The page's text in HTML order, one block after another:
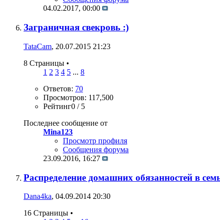
04.02.2017, 00:00
Заграничная свекровь :)
TataCam, 20.07.2015 21:23
8 Страницы •
1 2 3 4 5 ... 8
Ответов: 70
Просмотров: 117,500
Рейтинг0 / 5
Последнее сообщение от
Mina123
Просмотр профиля
Сообщения форума
23.09.2016, 16:27
Распределение домашних обязанностей в
Dana4ka, 04.09.2014 20:30
16 Страницы •